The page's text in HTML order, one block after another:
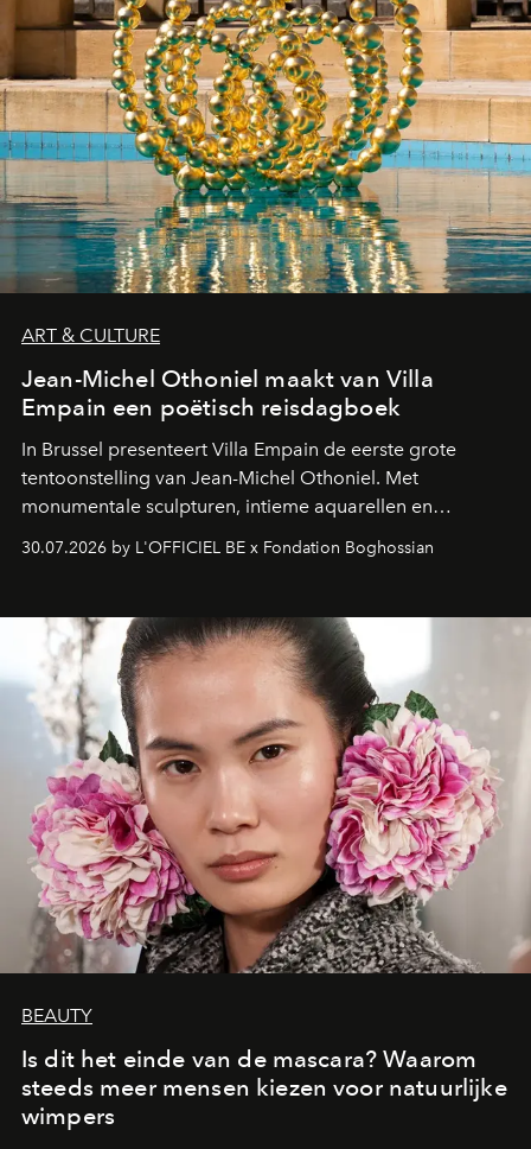
ART & CULTURE
Jean-Michel Othoniel maakt van Villa
Empain een poëtisch reisdagboek
In Brussel presenteert Villa Empain de eerste grote
tentoonstelling van Jean-Michel Othoniel. Met
monumentale sculpturen, intieme aquarellen en
een emotionele reis waarin elk werk de herinnering
moment van verwondering.
30.07.2026 by L'OFFICIEL BE x Fondation Boghossian
BEAUTY
Is dit het einde van de mascara? Waarom
steeds meer mensen kiezen voor natuurlijke
wimpers